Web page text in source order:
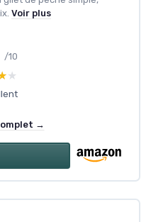
Voir plus
/10
→